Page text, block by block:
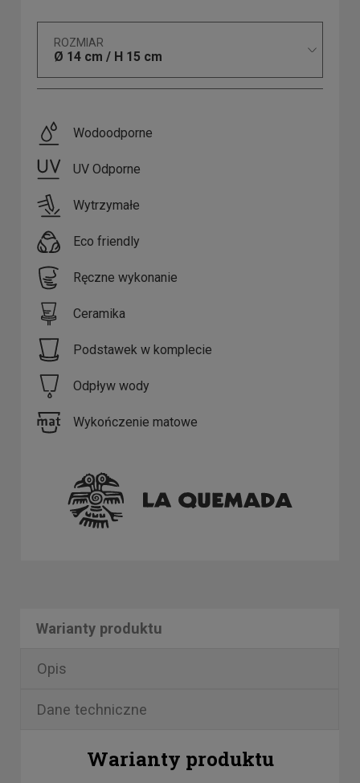
ROZMIAR
Ø 14 cm / H 15 cm
Wodoodporne
UV Odporne
Wytrzymałe
Eco friendly
Ręczne wykonanie
Ceramika
Podstawek w komplecie
Odpływ wody
Wykończenie matowe
Warianty produktu
Opis
Dane techniczne
Warianty produktu